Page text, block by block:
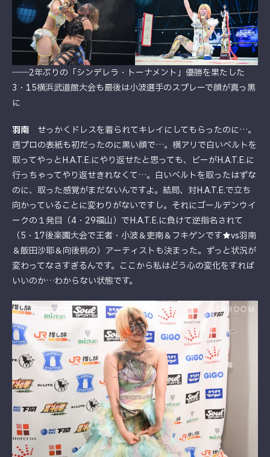
――2年ぶりの「シンデレラ・トーナメント」優勝を果たした
3・15横浜武道館大会も最後は小波選手のスプレーで顔が真っ黒
に
羽南 せっかくドレスを着られてキレイにしてもらったのに…。
週プロの表紙も初だったのに黒い顔で…。横アリで白いベルトを
取ってやっとH.A.T.E.にやり返せたと思っても、ビーがH.A.T.E.に
行っちゃってやり返せきれなくて…。白いベルトを取ったはずな
のに、取った感覚がまだないんですよ。結局、対H.A.T.E.で立ち
向かっていることに変わりがないですし。それにゴールデンウイ
ークの１発目（4・29福山）でH.A.T.E.に負けて逆指名されて
（5・17後楽園大会で王者・小波＆吏南＆フキゲンです★vs羽南
＆飯田沙耶＆向後桃の）アーティストも決まった。ずっと状況が
変わってなさすぎるんです。ここから私はどう心の変化をすれば
いいのか…わからない状態です。